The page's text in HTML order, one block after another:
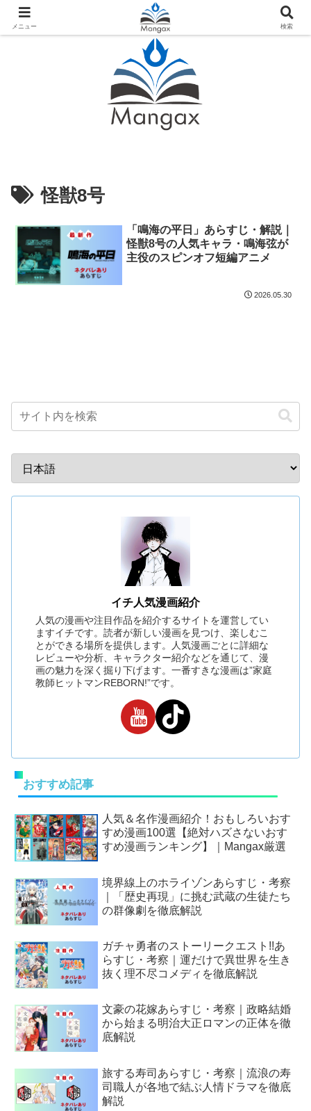
人気おすすめ漫画紹介ならMangax（マンガックス）
怪獣8号
「鳴海の平日」あらすじ・解説｜
怪獣8号の人気キャラ・鳴海弦が
主役のスピンオフ短編アニメ
2026.05.30
イチ人気漫画紹介
人気の漫画や注目作品を紹介するサイトを運営してい
ますイチです。読者が新しい漫画を見つけ、楽しむこ
とができる場所を提供します。人気漫画ごとに詳細な
レビューや分析、キャラクター紹介などを通じて、漫
画の魅力を深く掘り下げます。一番すきな漫画は”家庭
教師ヒットマンREBORN!”です。
おすすめ記事
人気＆名作漫画紹介！おもしろいおす
すめ漫画100選【絶対ハズさないおす
すめ漫画ランキング】｜Mangax厳選
境界線上のホライゾンあらすじ・考察
｜「歴史再現」に挑む武蔵の生徒たち
の群像劇を徹底解説
ガチャ勇者のストーリークエスト!!あ
らすじ・考察｜運だけで異世界を生き
抜く理不尽コメディを徹底解説
文豪の花嫁あらすじ・考察｜政略結婚
から始まる明治大正ロマンの正体を徹
底解説
旅する寿司あらすじ・考察｜流浪の寿
司職人が各地で結ぶ人情ドラマを徹底
解説
メニュー 検索